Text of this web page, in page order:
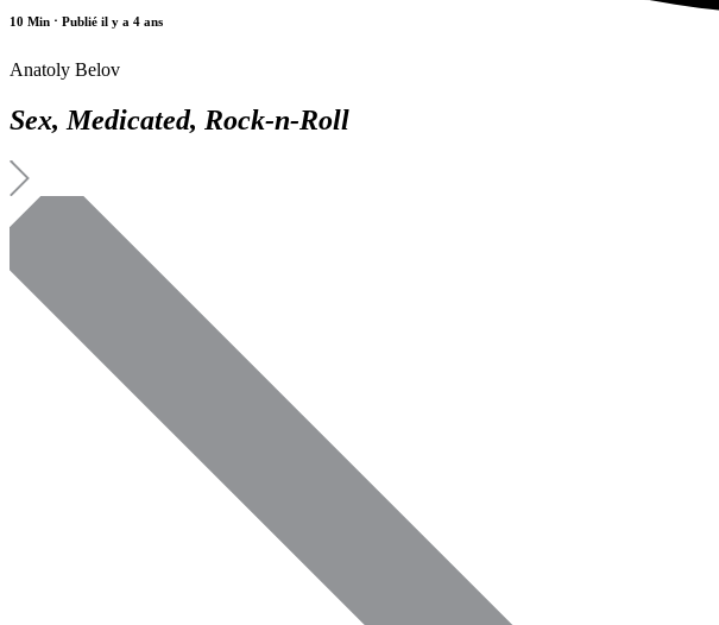
10 Min ⋅ Publié il y a 4 ans
Anatoly Belov
Sex, Мedicated, Rock-n-Roll